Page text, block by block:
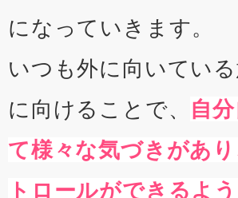
になっていきます。
いつも外に向いてい
に向けることで、 自
て様々な気づきがあ
トロールができるよ